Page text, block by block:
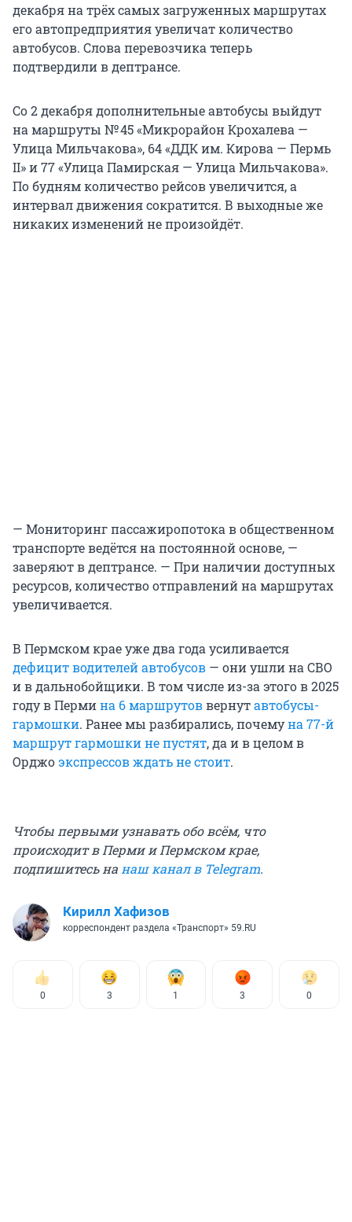
декабря на трёх самых загруженных маршрутах
его автопредприятия увеличат количество
автобусов. Слова перевозчика теперь
подтвердили в дептрансе.
Со 2 декабря дополнительные автобусы выйдут
на маршруты № 45 «Микрорайон Крохалева —
Улица Мильчакова», 64 «ДДК им. Кирова — Пермь
II» и 77 «Улица Памирская — Улица Мильчакова».
По будням количество рейсов увеличится, а
интервал движения сократится. В выходные же
никаких изменений не произойдёт.
— Мониторинг пассажиропотока в общественном
транспорте ведётся на постоянной основе, —
заверяют в дептрансе. — При наличии доступных
ресурсов, количество отправлений на маршрутах
увеличивается.
В Пермском крае уже два года усиливается
дефицит водителей автобусов — они ушли на СВО
и в дальнобойщики. В том числе из-за этого в 2025
году в Пермина 6 маршрутоввернутавтобусы-
гармошки. Ранее мы разбирались, почемуна 77-й
маршрут гармошки не пустят, да и в целом в
Орджоэкспрессов ждать не стоит.
Чтобы первыми узнавать обо всём, что
происходит в Перми и Пермском крае,
подпишитесь на наш канал в Telegram.
Кирилл Хафизов
корреспондент раздела «Транспорт» 59.RU
0 3 1 3 0